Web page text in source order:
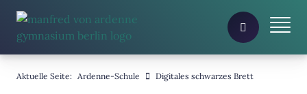
Aktuelle Seite: Ardenne-Schule Digitales schwarzes Brett